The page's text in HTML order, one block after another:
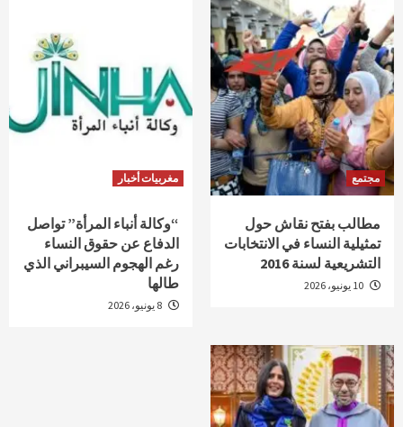
مجتمع
مطالب بفتح نقاش حول
تمثيلية النساء في الانتخابات
التشريعية لسنة 2016
مغربيات أخبار
“وكالة أنباء المرأة” تواصل
الدفاع عن حقوق النساء
رغم الهجوم السيبراني الذي
طالها